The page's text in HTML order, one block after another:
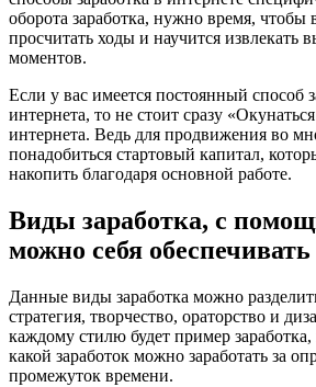
оборота заработка, нужно время, чтобы
просчитать ходы и научится извлекать
моментов.
Если у вас имеется постоянный способ
интернета, то не стоит сразу
интернета. Ведь для продвижения во
понадобиться стартовый капитал,
накопить благодаря основной работе.
Виды заработка, с
можно себя обеспечивать
Данные виды заработка можно
стратегия, творчество, ораторство и
каждому стилю будет пример
какой заработок можно заработать за
промежуток времени.